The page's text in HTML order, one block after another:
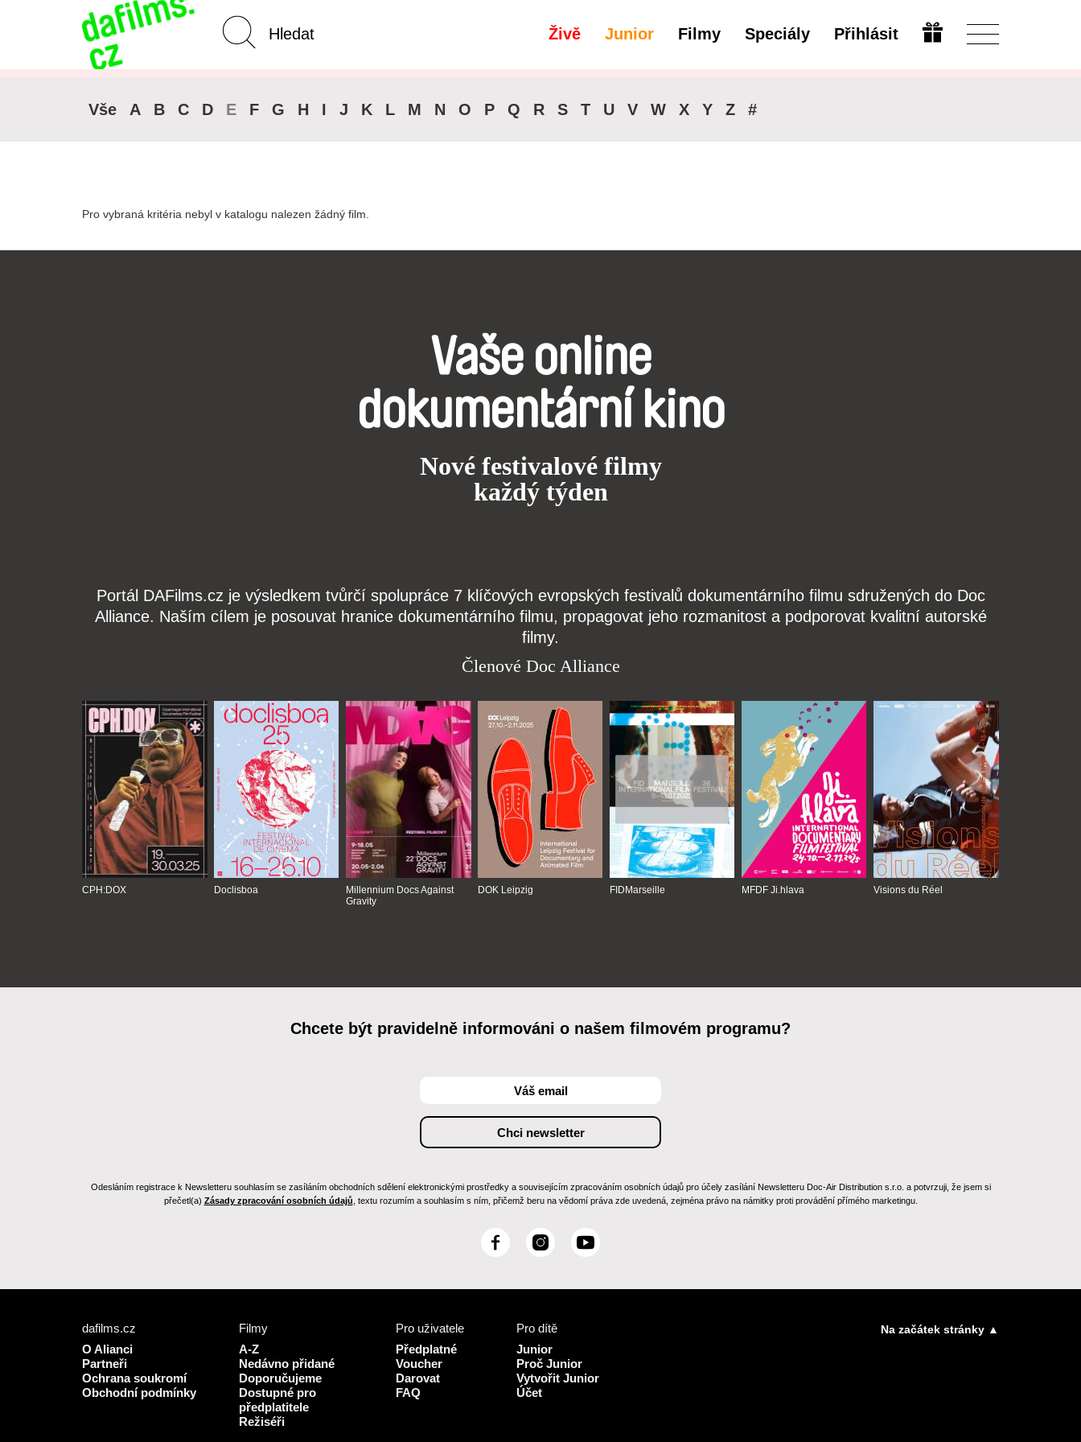
Živě Junior Filmy Speciály Přihlásit
Pokročilé vyhledávání Upravit
Vše A B C D E F G H I J K L M N O P Q R S T U V W X Y Z #
Pro vybraná kritéria nebyl v katalogu nalezen žádný film.
Vaše online
dokumentární kino
Nové festivalové filmy
každý týden
Portál DAFilms.cz je výsledkem tvůrčí spolupráce 7 klíčových evropských festivalů dokumentárního filmu sdružených do Doc
Alliance. Naším cílem je posouvat hranice dokumentárního filmu, propagovat jeho rozmanitost a podporovat kvalitní autorské
filmy.
Členové Doc Alliance
CPH:DOX Doclisboa
Millennium Docs Against
Gravity
DOK Leipzig FIDMarseille MFDF Ji.hlava Visions du Réel
Chcete být pravidelně informováni o našem filmovém programu?
Odesláním registrace k Newsletteru souhlasím se zasíláním obchodních sdělení elektronickými prostředky a souvisejícím zpracováním osobních údajů pro účely zasílání Newsletteru Doc-Air Distribution s.r.o. a potvrzuji, že jsem si
přečetl(a) Zásady zpracování osobních údajů , textu rozumím a souhlasím s ním, přičemž beru na vědomí práva zde uvedená, zejména právo na námitky proti provádění přímého marketingu.
F
I
g
r
a
m
Y
dafilms.cz
O Alianci
Partneři
Ochrana soukromí
Obchodní podmínky
Filmy
A-Z
Nedávno přidané
Doporučujeme
Dostupné pro
předplatitele
Režiséři
Pro uživatele
Předplatné
Voucher
Darovat
FAQ
Pro dítě
Junior
Proč Junior
Vytvořit Junior
Účet
Na začátek stránky ▲